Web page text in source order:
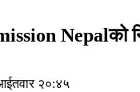
Nepalको
२०:४५